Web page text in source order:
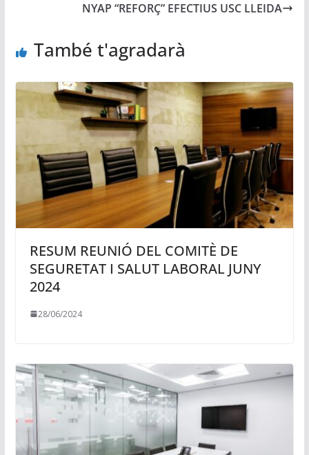
NYAP “REFORÇ” EFECTIUS USC LLEIDA
També t'agradarà
RESUM REUNIÓ DEL COMITÈ DE
SEGURETAT I SALUT LABORAL JUNY
2024
28/06/2024